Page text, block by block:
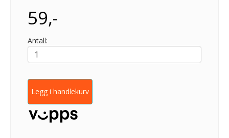
59,-
Antall:
Legg i handlekurv